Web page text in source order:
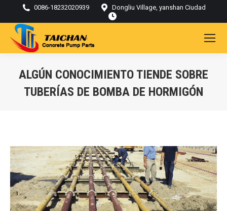
0086-18232020939 Dongliu Village, yanshan Ciudad
ALGÚN CONOCIMIENTO TIENDE SOBRE
TUBERÍAS DE BOMBA DE HORMIGÓN